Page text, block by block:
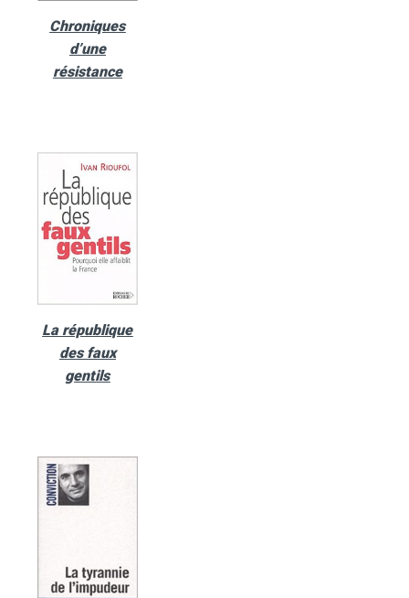
Chroniques
d’une
résistance
La république
des faux
gentils